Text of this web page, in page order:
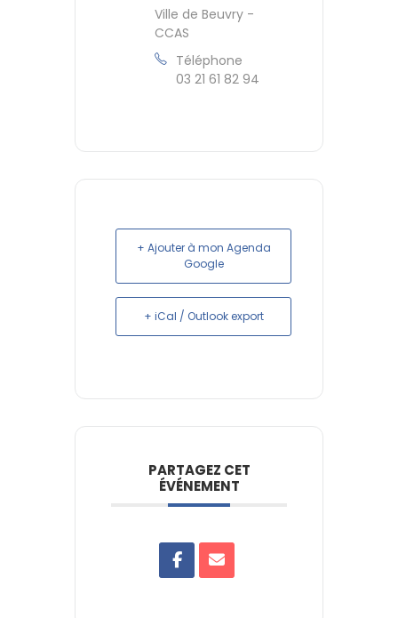
Ville de Beuvry -
CCAS
Téléphone
03 21 61 82 94
+ Ajouter à mon Agenda
Google
+ iCal / Outlook export
PARTAGEZ CET
ÉVÉNEMENT